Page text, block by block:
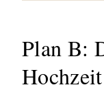
Plan B: